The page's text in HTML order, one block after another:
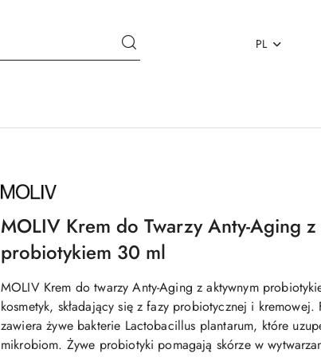
PL
NAZWA
PRODUCENTA:
MOLIV Krem do Twarzy Anty-Aging
probiotykiem 30 ml
MOLIV Krem do twarzy Anty-Aging z aktywnym
kosmetyk, składający się z fazy probiotycznej i kremowej.
zawiera żywe bakterie Lactobacillus plantarum, które
mikrobiom. Żywe probiotyki pomagają skórze w